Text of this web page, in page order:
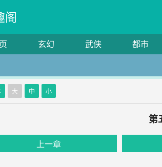
阁
玄幻 武侠 都市
大 中 小
第
上一章